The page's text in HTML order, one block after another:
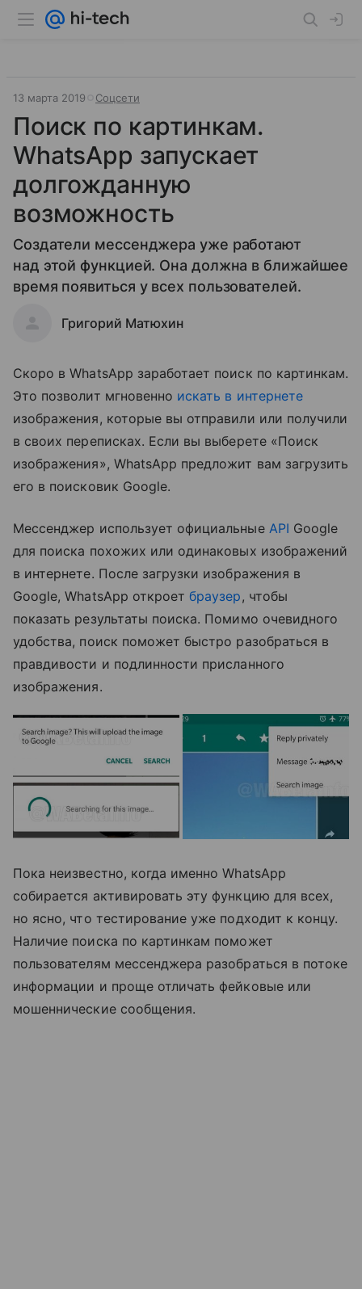
13 марта 2019 Соцсети
Поиск по картинкам.
WhatsApp запускает
долгожданную
возможность
Создатели мессенджера уже работают
над этой функцией. Она должна в ближайшее
время появиться у всех пользователей.
Григорий Матюхин
Скоро в WhatsApp заработает поиск по картинкам.
Это позволит мгновенно искать в интернете
изображения, которые вы отправили или получили
в своих переписках. Если вы выберете «Поиск
изображения», WhatsApp предложит вам загрузить
его в поисковик Google.
Мессенджер использует официальные API Google
для поиска похожих или одинаковых изображений
в интернете. После загрузки изображения в
Google, WhatsApp откроетбраузер, чтобы
показать результаты поиска. Помимо очевидного
удобства, поиск поможет быстро разобраться в
правдивости и подлинности присланного
изображения.
Пока неизвестно, когда именно WhatsApp
собирается активировать эту функцию для всех,
но ясно, что тестирование уже подходит к концу.
Наличие поиска по картинкам поможет
пользователям мессенджера разобраться в потоке
информации и проще отличать фейковые или
мошеннические сообщения.